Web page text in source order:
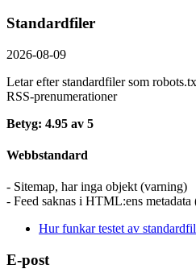
Standardfiler
2026-08-09
Letar efter standardfiler som
RSS-prenumerationer
Betyg: 4.95 av 5
Webbstandard
- Sitemap, har inga objekt (varning)
- Feed saknas i HTML:ens metadata
Hur funkar testet av
E-post